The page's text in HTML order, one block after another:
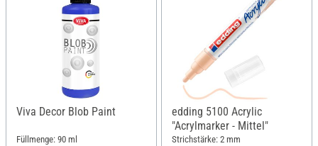
Viva Decor Blob Paint
Füllmenge: 90 ml
edding 5100 Acrylic
"Acrylmarker - Mittel"
Strichstärke: 2 mm